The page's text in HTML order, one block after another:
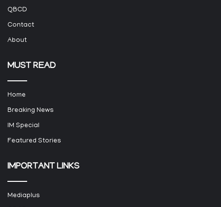
QBCD
Contact
About
MUST READ
Home
Breaking News
IM Special
Featured Stories
IMPORTANT LINKS
Mediaplus